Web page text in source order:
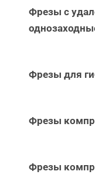
Фрезы с
Фрезы для
Фрезы
Фрезы